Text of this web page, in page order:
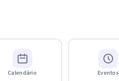
Calendário Eventos